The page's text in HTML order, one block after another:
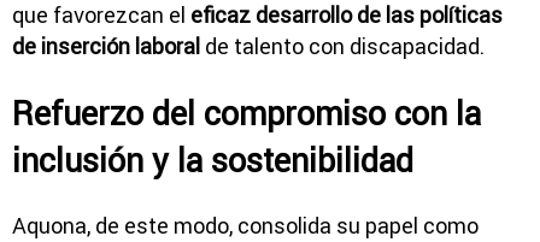
que favorezcan el eficaz desarrollo de las políticas
de inserción laboral de talento con discapacidad.
Refuerzo del compromiso con la
inclusión y la sostenibilidad
Aquona, de este modo, consolida su papel como